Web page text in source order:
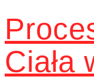
Ciała